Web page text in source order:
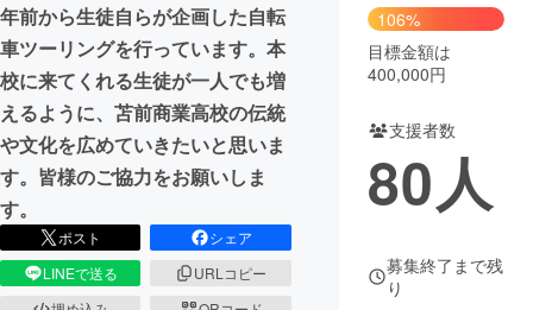
CAMPFIRE for Social Good
CAMPFIRE Creation
CAMPFIREふるさと納税machi-ya コミュニティ
年前から生徒自らが企画した自転
車ツーリングを行っています。本
校に来てくれる生徒が一人でも増
えるように、苫前商業高校の伝統
や文化を広めていきたいと思いま
す。皆様のご協力をお願いしま
す。
ポスト
シェア
LINEで送る
URLコピー
106%
目標金額は
400,000円
支援者数
80人
募集終了まで残
り